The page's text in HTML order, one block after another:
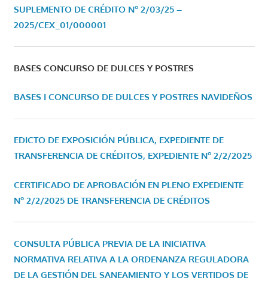
SUPLEMENTO DE CRÉDITO Nº 2/03/25 –
2025/CEX_01/000001
BASES CONCURSO DE DULCES Y POSTRES
BASES I CONCURSO DE DULCES Y POSTRES NAVIDEÑOS
EDICTO DE EXPOSICIÓN PÚBLICA, EXPEDIENTE DE
TRANSFERENCIA DE CRÉDITOS, EXPEDIENTE Nº 2/2/2025
CERTIFICADO DE APROBACIÓN EN PLENO EXPEDIENTE
Nº 2/2/2025 DE TRANSFERENCIA DE CRÉDITOS
CONSULTA PÚBLICA PREVIA DE LA INICIATIVA
NORMATIVA RELATIVA A LA ORDENANZA REGULADORA
DE LA GESTIÓN DEL SANEAMIENTO Y LOS VERTIDOS DE